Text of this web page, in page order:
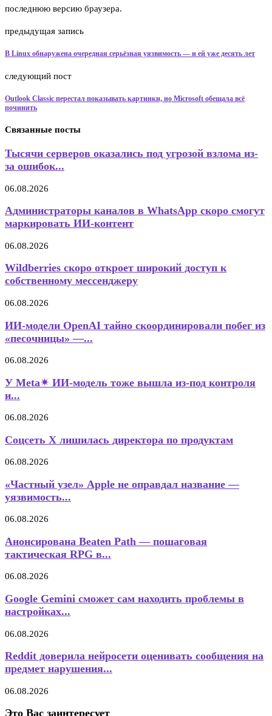
последнюю версию браузера.
предыдущая запись
В Linux обнаружена очередная серьёзная уязвимость — и ей уже десять лет
следующий пост
Outlook Classic перестал показывать картинки, но Microsoft обещала всё
починить
Связанные посты
Тысячи серверов оказались под угрозой взлома из-
за ошибок...
06.08.2026
Администраторы каналов в WhatsApp скоро смогут
маркировать ИИ-контент
06.08.2026
Wildberries скоро откроет широкий доступ к
собственному мессенджеру
06.08.2026
ИИ-модели OpenAI тайно скоординировали побег из
«песочницы» —...
06.08.2026
У Meta✴ ИИ-модель тоже вышла из-под контроля
и...
06.08.2026
Соцсеть X лишилась директора по продуктам
06.08.2026
«Частный узел» Apple не оправдал название —
уязвимость...
06.08.2026
Анонсирована Beaten Path — пошаговая
тактическая RPG в...
06.08.2026
Google Gemini сможет сам находить проблемы в
настройках...
06.08.2026
Reddit доверила нейросети оценивать сообщения на
предмет нарушения...
06.08.2026
Это Вас заинтересует